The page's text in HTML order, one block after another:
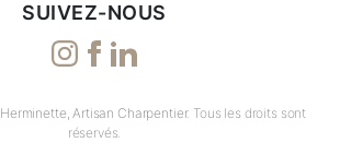
SUIVEZ-NOUS
Herminette, Artisan Charpentier. Tous les droits sont
réservés.